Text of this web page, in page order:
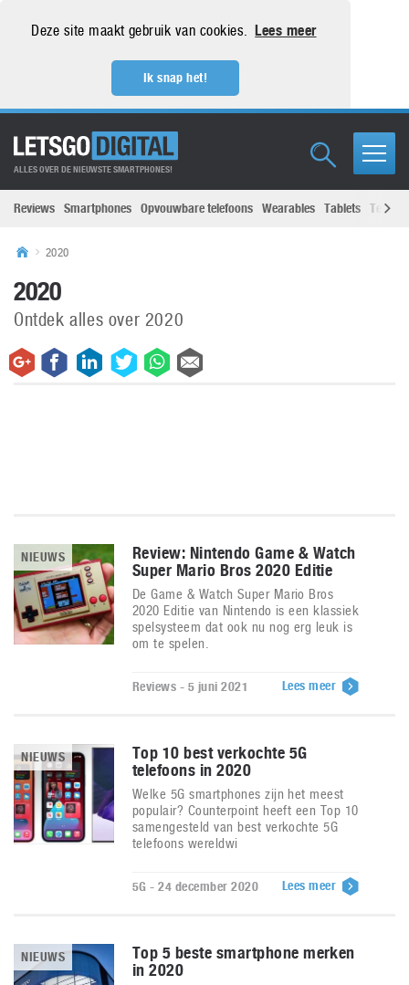
Deze site maakt gebruik van cookies. Lees meer
Ik snap het!
ALLES OVER DE NIEUWSTE SMARTPHONES!
Reviews Smartphones Opvouwbare telefoons Wearables Tablets
2020
2020
Ontdek alles over 2020
NIEUWS
Review: Nintendo Game & Watch
Super Mario Bros 2020 Editie
De Game & Watch Super Mario Bros
2020 Editie van Nintendo is een klassiek
spelsysteem dat ook nu nog erg leuk is
om te spelen.
Reviews - 5 juni 2021 Lees meer
NIEUWS
Top 10 best verkochte 5G
telefoons in 2020
Welke 5G smartphones zijn het meest
populair? Counterpoint heeft een Top 10
samengesteld van best verkochte 5G
telefoons wereldwi
5G - 24 december 2020 Lees meer
NIEUWS
Top 5 beste smartphone merken
in 2020